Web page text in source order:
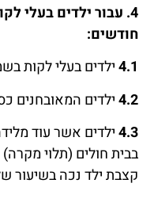
4.
חודשים:
4.1ילדים בעלי לקות
4.2ילדים המאובחנים
4.3ילדים אשר עוד
בבית חולים (תלוי
קצבת ילד נכה בשיעור של